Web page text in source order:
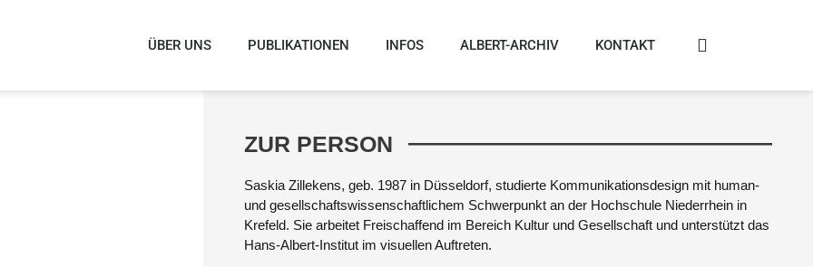
ÜBER UNS PUBLIKATIONEN INFOS ALBERT-ARCHIV KONTAKT
ZUR PERSON
Saskia Zil­le­kens, geb. 1987 in Düs­sel­dorf, stu­dier­te Kom­mu­ni­ka­ti­ons­de­sign mit human-
und gesell­schafts­wis­sen­schaft­li­chem Schwer­punkt an der Hoch­schu­le Nie­der­rhein in
Kre­feld. Sie arbei­tet Frei­schaf­fend im Bereich Kul­tur und Gesell­schaft und unter­stützt das
Hans-Albert-Insti­tut im visu­el­len Auftreten.